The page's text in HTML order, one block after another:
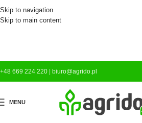
Skip to navigation
Skip to main content
+48 669 224 220 biuro@agrido.pl
MENU